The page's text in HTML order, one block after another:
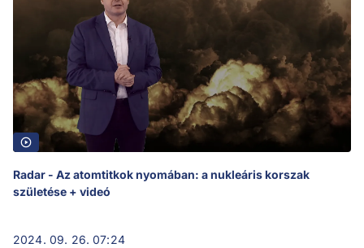
Radar - Az atomtitkok nyomában: a nukleáris korszak
születése + videó
2024. 09. 26. 07:24